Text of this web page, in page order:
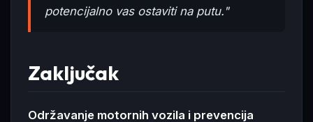
potencijalno vas ostaviti na putu."
Zaključak
Održavanje motornih vozila i prevencija